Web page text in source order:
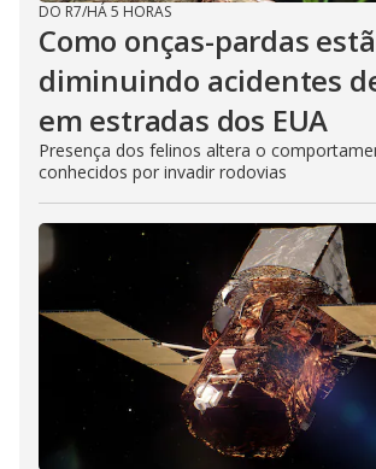
DO R7/HÁ 5 HORAS
Como onças-pardas
diminuindo acidentes
em estradas dos EUA
Presença dos felinos altera o
conhecidos por invadir rodovias